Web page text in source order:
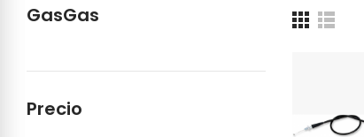
GasGas
Precio